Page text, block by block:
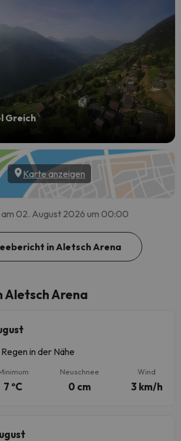
Greich
Karte anzeigen
02. August 2026 um 00:00
in Aletsch Arena
Aletsch Arena
in der Nähe
7 ºC
Neuschnee
0 cm
Wind
3 km/h